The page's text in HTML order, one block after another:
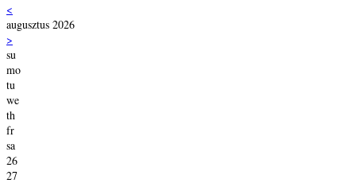
<
augusztus 2026
>
su
mo
tu
we
th
fr
sa
26
27